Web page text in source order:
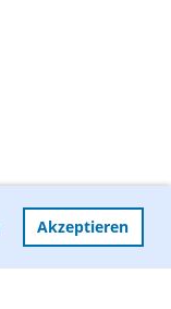
Akzeptieren